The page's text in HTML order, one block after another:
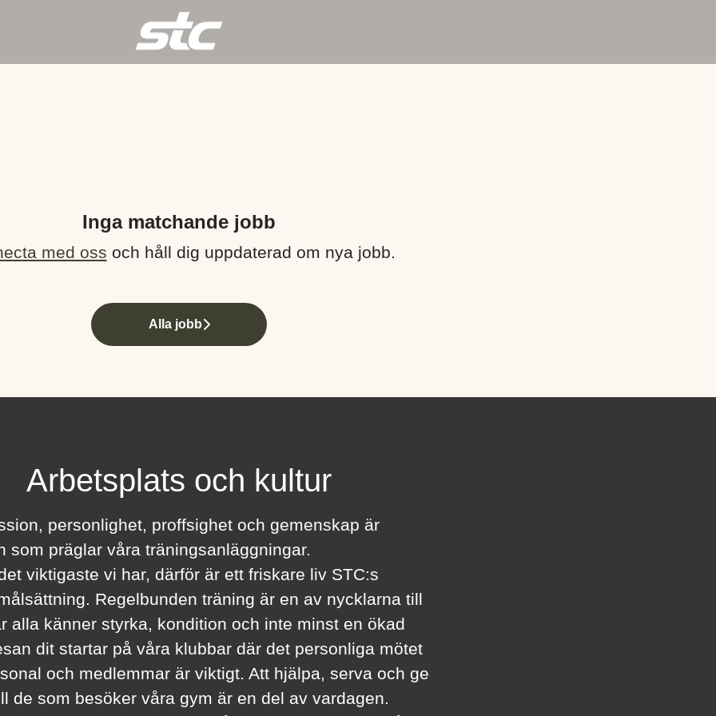
Inga matchande jobb
med oss och håll dig uppdaterad om nya jobb.
Alla jobb
Arbetsplats och kultur
personlighet, proffsighet och gemenskap är
som präglar våra träningsanläggningar.
viktigaste vi har, därför är ett friskare liv STC:s
Regelbunden träning är en av nycklarna till
alla känner styrka, kondition och inte minst en ökad
dit startar på våra klubbar där det personliga mötet
och medlemmar är viktigt. Att hjälpa, serva och ge
de som besöker våra gym är en del av vardagen.